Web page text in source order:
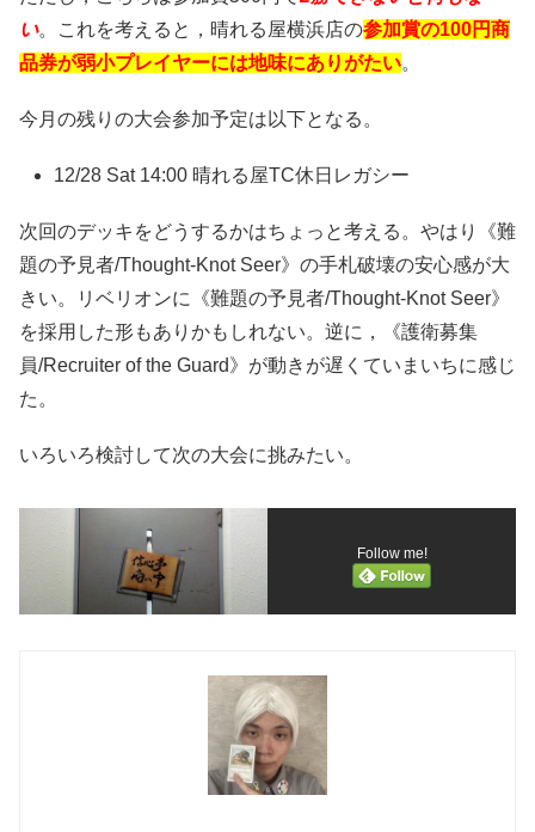
い。これを考えると，晴れる屋横浜店の参加賞の100円商
品券が弱小プレイヤーには地味にありがたい。
今月の残りの大会参加予定は以下となる。
12/28 Sat 14:00 晴れる屋TC休日レガシー
次回のデッキをどうするかはちょっと考える。やはり《難
題の予見者/Thought-Knot Seer》の手札破壊の安心感が大
きい。リベリオンに《難題の予見者/Thought-Knot Seer》
を採用した形もありかもしれない。逆に，《護衛募集
員/Recruiter of the Guard》が動きが遅くていまいちに感じ
た。
いろいろ検討して次の大会に挑みたい。
Follow me!